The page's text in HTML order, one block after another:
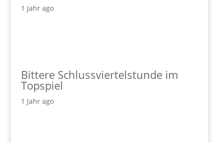
1 Jahr ago
Bittere Schlussviertelstunde im
Topspiel
1 Jahr ago